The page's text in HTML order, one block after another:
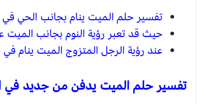
تفسير حلم الميت ينام بجانب الحي في
حيث قد تعبر رؤية النوم بجانب الميت
عند رؤية الرجل المتزوج الميت ينام
تفسير حلم الميت يدفن من جديد في